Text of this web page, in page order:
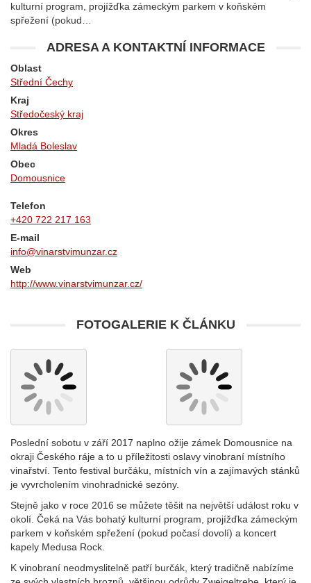
kulturní program, projížďka zámeckým parkem v koňském
spřežení (pokud…
ADRESA A KONTAKTNÍ INFORMACE
Oblast
Střední Čechy
Kraj
Středočeský kraj
Okres
Mladá Boleslav
Obec
Domousnice
Telefon
+420 722 217 163
E-mail
info@vinarstvimunzar.cz
Web
http://www.vinarstvimunzar.cz/
FOTOGALERIE K ČLÁNKU
Poslední sobotu v září 2017 naplno ožije zámek Domousnice na
okraji Českého ráje a to u příležitosti oslavy vinobraní místního
vinařství. Tento festival burčáku, místních vín a zajímavých stánků
je vyvrcholením vinohradnické sezóny.
Stejně jako v roce 2016 se můžete těšit na největší událost roku v
okolí. Čeká na Vás bohatý kulturní program, projížďka zámeckým
parkem v koňském spřežení (pokud počasí dovolí) a koncert
kapely Medusa Rock.
K vinobraní neodmyslitelně patří burčák, který tradičně nabízíme